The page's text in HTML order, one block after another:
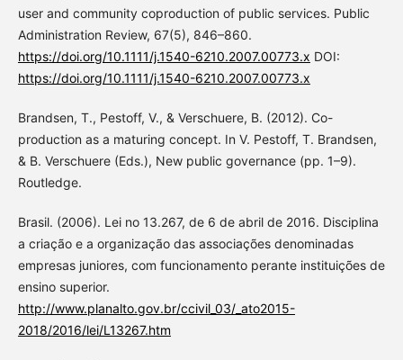
user and community coproduction of public services. Public
Administration Review, 67(5), 846–860.
https://doi.org/10.1111/j.1540-6210.2007.00773.x DOI:
https://doi.org/10.1111/j.1540-6210.2007.00773.x
Brandsen, T., Pestoff, V., & Verschuere, B. (2012). Co-
production as a maturing concept. In V. Pestoff, T. Brandsen,
& B. Verschuere (Eds.), New public governance (pp. 1–9).
Routledge.
Brasil. (2006). Lei no 13.267, de 6 de abril de 2016. Disciplina
a criação e a organização das associações denominadas
empresas juniores, com funcionamento perante instituições de
ensino superior.
http://www.planalto.gov.br/ccivil_03/_ato2015-
2018/2016/lei/L13267.htm